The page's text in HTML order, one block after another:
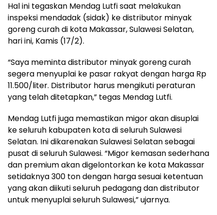
Hal ini tegaskan Mendag Lutfi saat melakukan
inspeksi mendadak (sidak) ke distributor minyak
goreng curah di kota Makassar, Sulawesi Selatan,
hari ini, Kamis (17/2).
“Saya meminta distributor minyak goreng curah
segera menyuplai ke pasar rakyat dengan harga Rp
11.500/liter. Distributor harus mengikuti peraturan
yang telah ditetapkan,” tegas Mendag Lutfi.
Mendag Lutfi juga memastikan migor akan disuplai
ke seluruh kabupaten kota di seluruh Sulawesi
Selatan. Ini dikarenakan Sulawesi Selatan sebagai
pusat di seluruh Sulawesi. “Migor kemasan sederhana
dan premium akan digelontorkan ke kota Makassar
setidaknya 300 ton dengan harga sesuai ketentuan
yang akan diikuti seluruh pedagang dan distributor
untuk menyuplai seluruh Sulawesi,” ujarnya.